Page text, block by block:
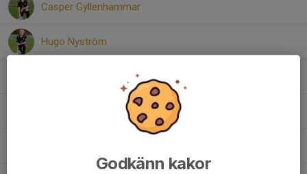
Casper Gyllenhammar
Hugo Nyström
Kasper Granath Nylin
Godkänn kakor